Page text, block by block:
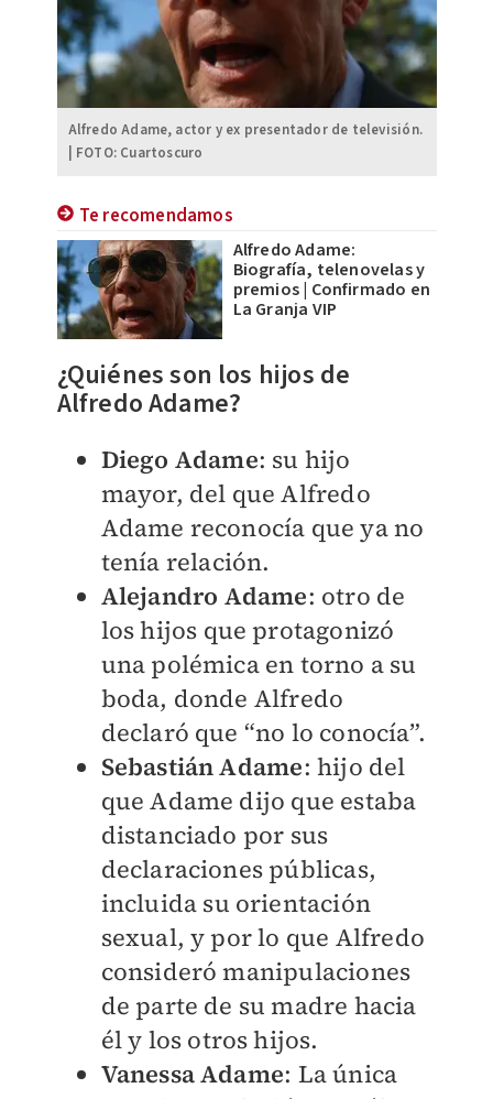
Alfredo Adame, actor y ex presentador de televisión.
| FOTO: Cuartoscuro
Te recomendamos
Alfredo Adame:
Biografía, telenovelas y
premios | Confirmado en
La Granja VIP
¿Quiénes son los hijos de
Alfredo Adame?
Diego Adame: su hijo
mayor, del que Alfredo
Adame reconocía que ya no
tenía relación.
Alejandro Adame: otro de
los hijos que protagonizó
una polémica en torno a su
boda, donde Alfredo
declaró que “no lo conocía”.
Sebastián Adame: hijo del
que Adame dijo que estaba
distanciado por sus
declaraciones públicas,
incluida su orientación
sexual, y por lo que Alfredo
consideró manipulaciones
de parte de su madre hacia
él y los otros hijos.
Vanessa Adame: La única